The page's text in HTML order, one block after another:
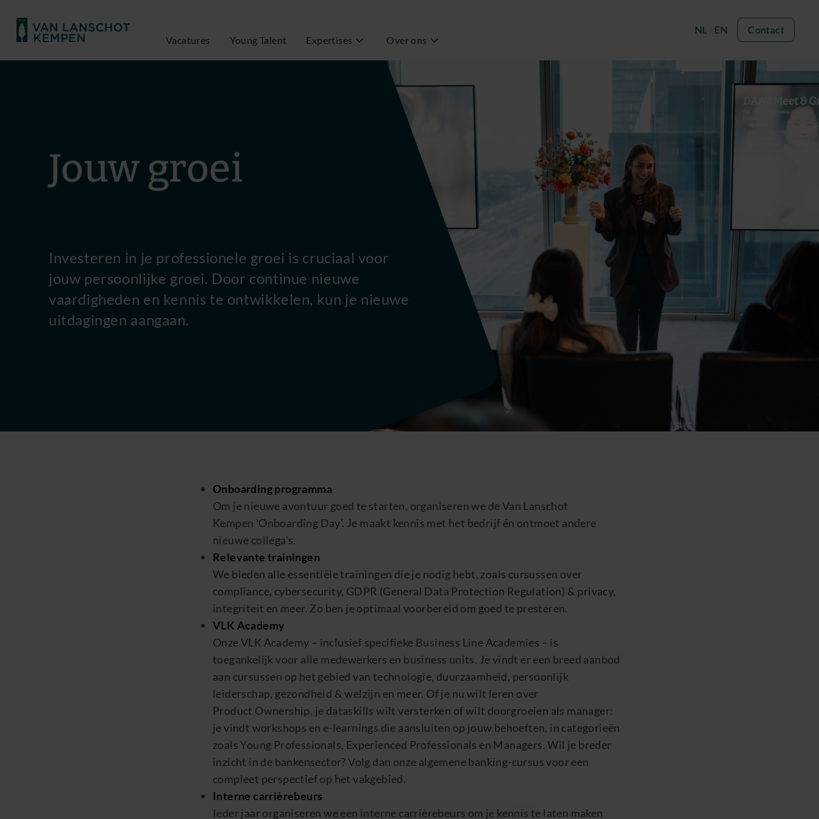
Vacatures Young Talent Expertises Over ons
NL EN Contact
Jouw groei
Investeren in je professionele groei is cruciaal voor
jouw persoonlijke groei. Door continue nieuwe
vaardigheden en kennis te ontwikkelen, kun je nieuwe
uitdagingen aangaan.
Onboardingprogramma
Om je nieuwe avontuur goed te starten, organiseren we de Van Lanschot
Kempen 'Onboarding Day'. Je maakt kennis met het bedrijf én ontmoet andere
nieuwe collega’s.
Relevante trainingen
We bieden alle essentiële trainingen die je nodig hebt, zoals cursussen over
compliance, cybersecurity, GDPR (General Data Protection Regulation) & privacy,
integriteit en meer. Zo ben je optimaal voorbereid om goed te presteren.
VLK Academy
Onze VLK Academy – inclusief specifieke Business Line Academies – is
toegankelijk voor alle medewerkers en business units. Je vindt er een breed aanbod
aan cursussen op het gebied van technologie, duurzaamheid, persoonlijk
leiderschap, gezondheid & welzijn en meer. Of je nu wilt leren over
Product Ownership, je dataskills wilt versterken of wilt doorgroeien als manager:
je vindt workshops en e-learnings die aansluiten op jouw behoeften, in categorieën
zoals Young Professionals, Experienced Professionals en Managers. Wil je breder
inzicht in de bankensector? Volg dan onze algemene banking-cursus voor een
compleet perspectief op het vakgebied.
Interne carrièrebeurs
Ieder jaar organiseren we een interne carrièrebeurs om je kennis te laten maken